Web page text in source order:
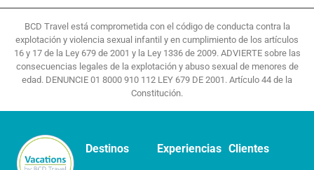
BCD Travel está comprometida con el código de conducta contra la
explotación y violencia sexual infantil y en cumplimiento de los artículos
16 y 17 de la Ley 679 de 2001 y la Ley 1336 de 2009. ADVIERTE sobre las
consecuencias legales de la explotación y abuso sexual de menores de
edad. DENUNCIE 01 8000 910 112 LEY 679 DE 2001. Artículo 44 de la
Constitución.
Destinos Experiencias Clientes